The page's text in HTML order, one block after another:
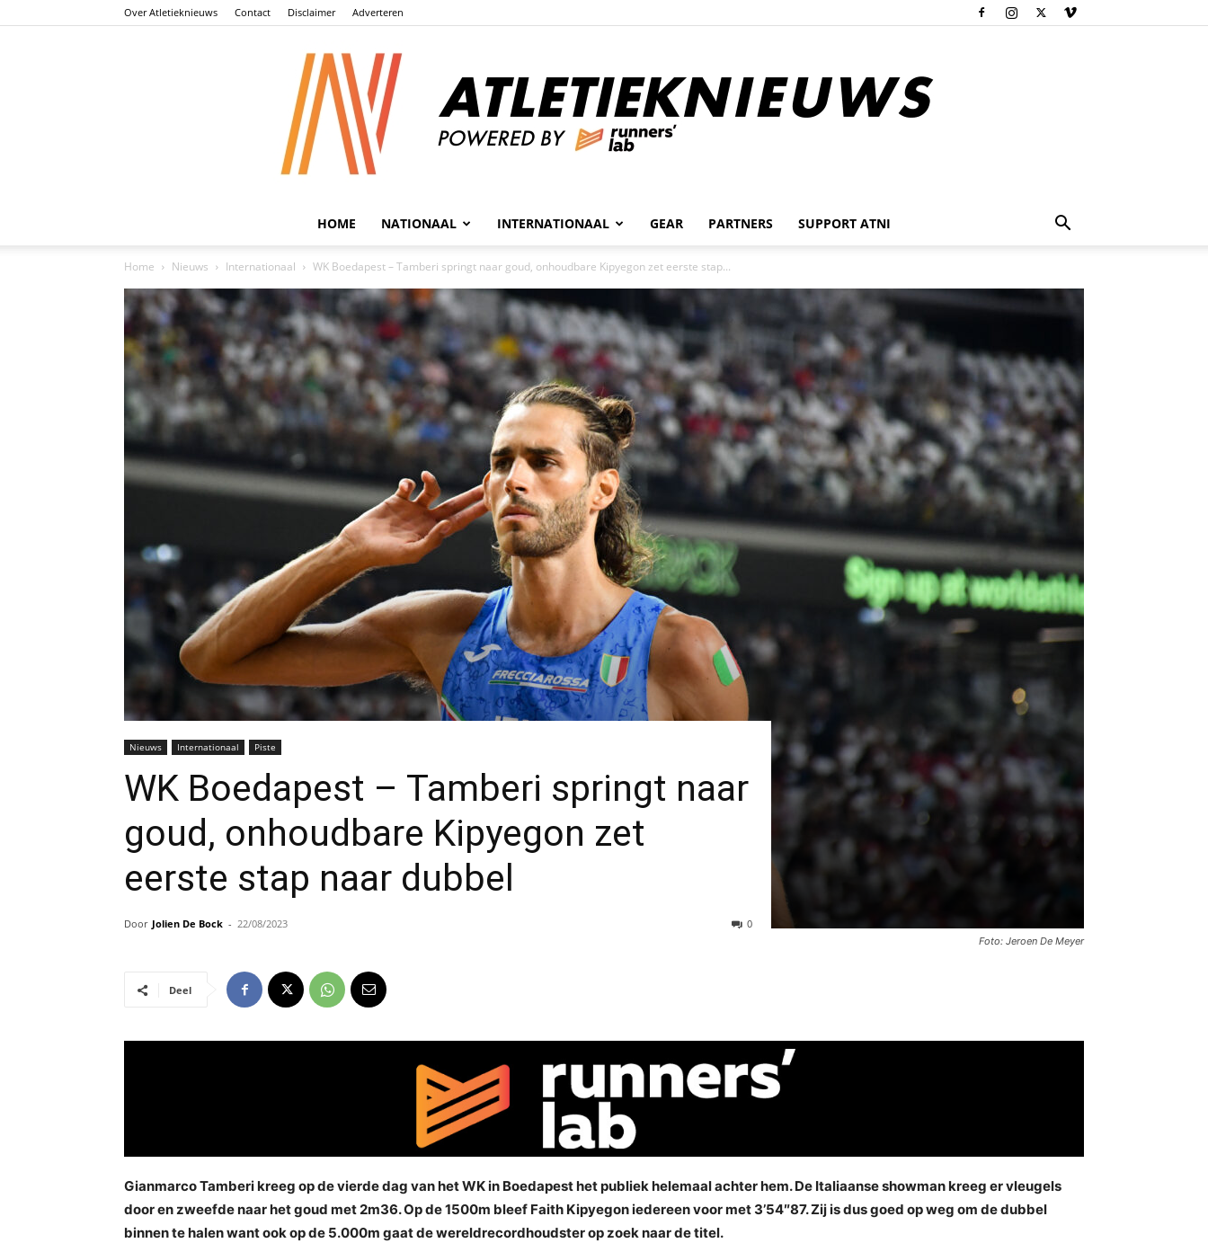
Over Atletieknieuws Contact Disclaimer Adverteren
Atletieknieuws
HOME NATIONAAL INTERNATIONAAL GEAR PARTNERS SUPPORT ATNI
Home Nieuws Internationaal WK Boedapest – Tamberi springt naar goud, onhoudbare Kipyegon zet eerste stap...
Foto: Jeroen De Meyer
Nieuws Internationaal Piste
WK Boedapest – Tamberi springt naar
goud, onhoudbare Kipyegon zet
eerste stap naar dubbel
Door Jolien De Bock - 22/08/2023 0
Deel
Gianmarco Tamberi kreeg op de vierde dag van het WK in Boedapest het publiek helemaal achter hem. De Italiaanse showman kreeg er vleugels
door en zweefde naar het goud met 2m36. Op de 1500m bleef Faith Kipyegon iedereen voor met 3’54″87. Zij is dus goed op weg om de dubbel
binnen te halen want ook op de 5.000m gaat de wereldrecordhoudster op zoek naar de titel.